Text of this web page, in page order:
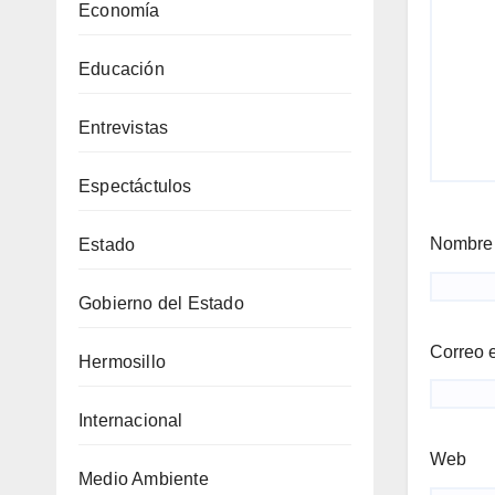
Economía
Educación
Entrevistas
Espectáctulos
Estado
Gobierno del Estado
Hermosillo
Internacional
Medio Ambiente
Nombre
Correo
Web